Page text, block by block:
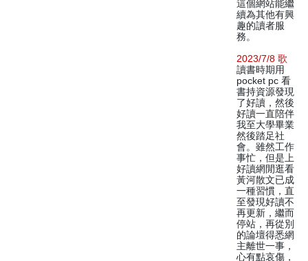
這個網站能繼
續為其他有興
趣的讀者服
務。
2023/7/8 歌
讀書時期用
pocket pc 看
書持資源發現
了好讀，然後
好讀一直陪伴
我至大學畢業
然後踏足社
會。雖然工作
事忙，但是上
好讀網閒逛看
黃河散文已成
一種習慣，直
至發現好讀不
再更新，繼而
停站，再從別
的論壇得悉網
主離世一事，
心有點哀傷，